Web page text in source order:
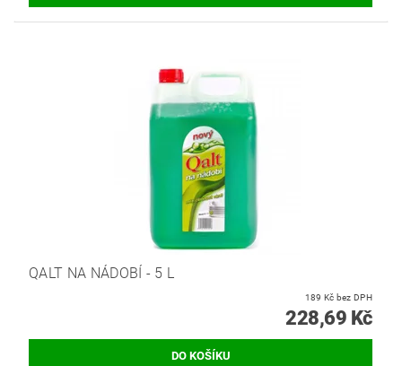
QALT NA NÁDOBÍ - 5 L
189 Kč bez DPH
228,69 Kč